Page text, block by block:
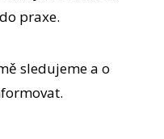
praxe.
sledujeme a o